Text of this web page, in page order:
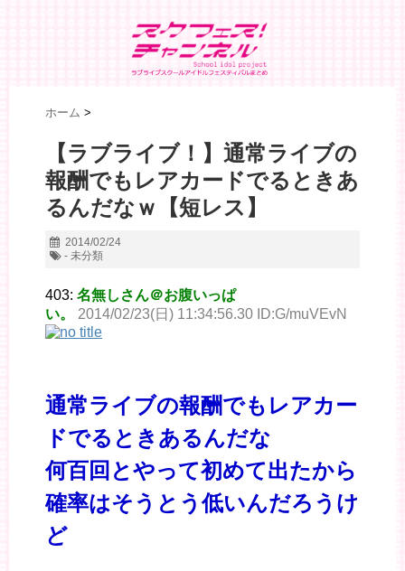
ホーム >
【ラブライブ！】通常ライブの
報酬でもレアカードでるときあ
るんだなｗ【短レス】
2014/02/24
- 未分類
403: 名無しさん＠お腹いっぱ
い。
2014/02/23(日) 11:34:56.30 ID:G/muVEvN
通常ライブの報酬でもレアカー
ドでるときあるんだな
何百回とやって初めて出たから
確率はそうとう低いんだろうけ
ど